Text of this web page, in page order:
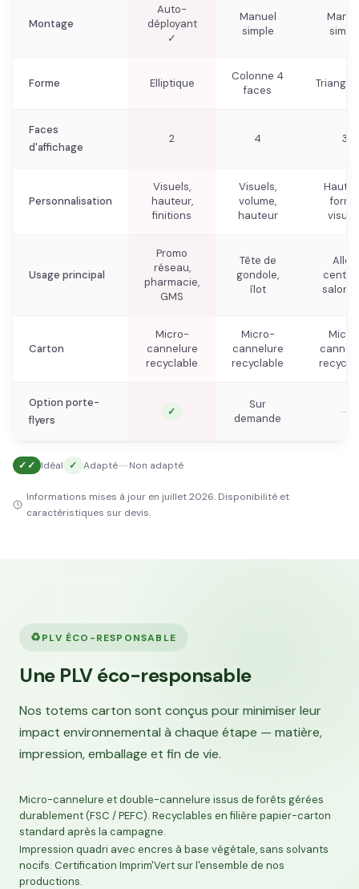
Montage
Auto-
déployant
✓
Manuel
simple
Forme Elliptique
Colonne 4
faces
Faces
d'affichage
2 4 3
Personnalisation
Visuels,
hauteur,
finitions
Visuels,
volume,
hauteur
Usage principal
Promo
réseau,
pharmacie,
GMS
Tête de
gondole,
îlot
Allée
salon
Carton
Micro-
cannelure
recyclable
Micro-
cannelure
recyclable
Option porte-
flyers
✓
Sur
demande
—
✓✓ Idéal ✓ Adapté—Non adapté
Informations mises à jour en juillet 2026. Disponibilité et
caractéristiques sur devis.
♻PLV ÉCO-RESPONSABLE
Une PLV éco-responsable
Nos totems carton sont conçus pour minimiser leur
impact environnemental à chaque étape — matière,
impression, emballage et fin de vie.
Micro-cannelure et double-cannelure issus de forêts gérées
durablement (FSC / PEFC). Recyclables en filière papier-carton
standard après la campagne.
Impression quadri avec encres à base végétale, sans solvants
nocifs. Certification Imprim'Vert sur l'ensemble de nos
productions.